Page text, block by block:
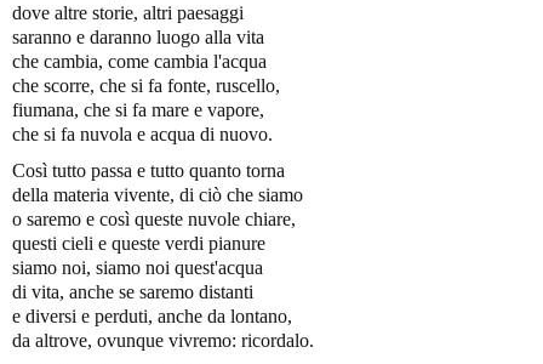
dove altre storie, altri paesaggi
saranno e daranno luogo alla vita
che cambia, come cambia l'acqua
che scorre, che si fa fonte, ruscello,
fiumana, che si fa mare e vapore,
che si fa nuvola e acqua di nuovo.
Così tutto passa e tutto quanto torna
della materia vivente, di ciò che siamo
o saremo e così queste nuvole chiare,
questi cieli e queste verdi pianure
siamo noi, siamo noi quest'acqua
di vita, anche se saremo distanti
e diversi e perduti, anche da lontano,
da altrove, ovunque vivremo: ricordalo.